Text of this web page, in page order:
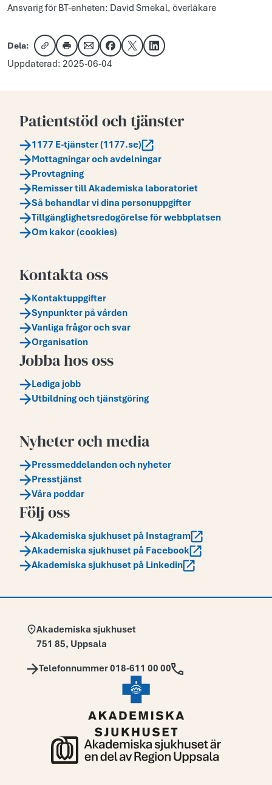
Ansvarig för BT-enheten: David Smekal, överläkare
Dela:
Kopiera länk
Skriv utDela via e-post
Dela på Facebook
Dela på XDela på LinkedIn
Uppdaterad: 2025-06-04
Patientstöd och tjänster
1177 E-tjänster (1177.se)
Mottagningar och avdelningar
Provtagning
Remisser till Akademiska laboratoriet
Så behandlar vi dina personuppgifter
Tillgänglighetsredogörelse för webbplatsen
Om kakor (cookies)
Kontakta oss
Kontaktuppgifter
Synpunkter på vården
Vanliga frågor och svar
Organisation
Jobba hos oss
Lediga jobb
Utbildning och tjänstgöring
Nyheter och media
Pressmeddelanden och nyheter
Presstjänst
Våra poddar
Följ oss
Akademiska sjukhuset på Instagram
Akademiska sjukhuset på Facebook
Akademiska sjukhuset på Linkedin
Adress:
Akademiska sjukhuset
751 85, Uppsala
Telefon:
Telefonnummer 018-611 00 00